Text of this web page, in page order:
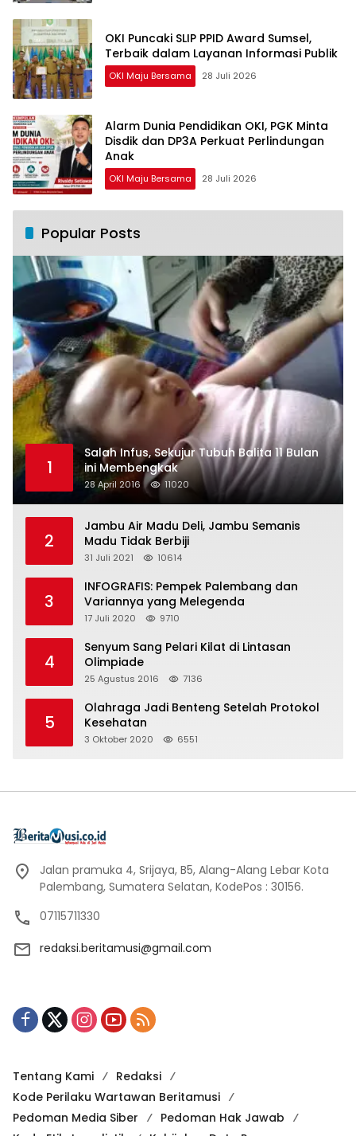
OKI Puncaki SLIP PPID Award Sumsel,
Terbaik dalam Layanan Informasi Publik
OKI Maju Bersama 28 Juli 2026
Alarm Dunia Pendidikan OKI, PGK Minta
Disdik dan DP3A Perkuat Perlindungan
Anak
OKI Maju Bersama 28 Juli 2026
Popular Posts
1
Salah Infus, Sekujur Tubuh Balita 11 Bulan
ini Membengkak
28 April 2016 11020
2
Jambu Air Madu Deli, Jambu Semanis
Madu Tidak Berbiji
31 Juli 2021 10614
3
INFOGRAFIS: Pempek Palembang dan
Variannya yang Melegenda
17 Juli 2020 9710
4
Senyum Sang Pelari Kilat di Lintasan
Olimpiade
25 Agustus 2016 7136
5
Olahraga Jadi Benteng Setelah Protokol
Kesehatan
3 Oktober 2020 6551
Jalan pramuka 4, Srijaya, B5, Alang-Alang Lebar Kota
Palembang, Sumatera Selatan, KodePos : 30156.
07115711330
redaksi.beritamusi@gmail.com
Tentang Kami
Redaksi
Kode Perilaku Wartawan Beritamusi
Pedoman Media Siber
Pedoman Hak Jawab